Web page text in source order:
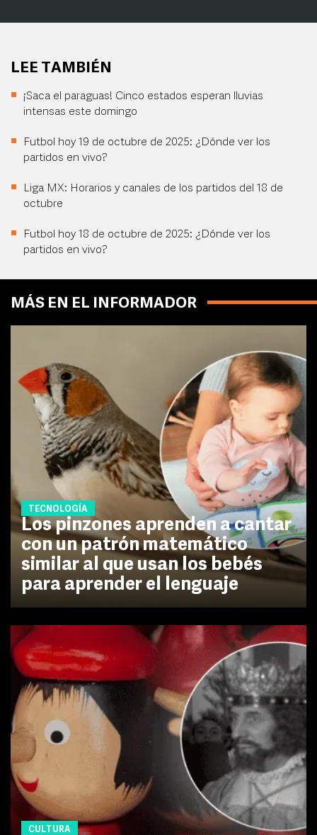
LEE TAMBIÉN
¡Saca el paraguas! Cinco estados esperan lluvias
intensas este domingo
Futbol hoy 19 de octubre de 2025: ¿Dónde ver los
partidos en vivo?
Liga MX: Horarios y canales de los partidos del 18 de
octubre
Futbol hoy 18 de octubre de 2025: ¿Dónde ver los
partidos en vivo?
MÁS EN EL INFORMADOR
TECNOLOGÍA
Los pinzones aprenden a cantar
con un patrón matemático
similar al que usan los bebés
para aprender el lenguaje
CULTURA